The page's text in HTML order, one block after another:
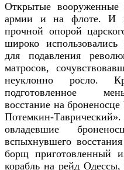
Открытые вооруженные
армии и на флоте. И
прочной опорой
широко использовались
для подавления
матросов,
неуклонно росло.
подготовленное
восстание на
Потемкин-
овладевшие
вспыхнувшего
борщ приготовленный
корабль на рейд Одессы,